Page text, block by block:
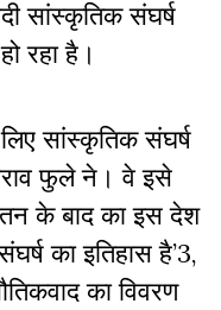
सांस्कृतिक संघर्ष
रहा है।
सांस्कृतिक संघर्ष
फुले ने। वे इसे
के बाद का इस देश
का इतिहास है’3,
का विवरण